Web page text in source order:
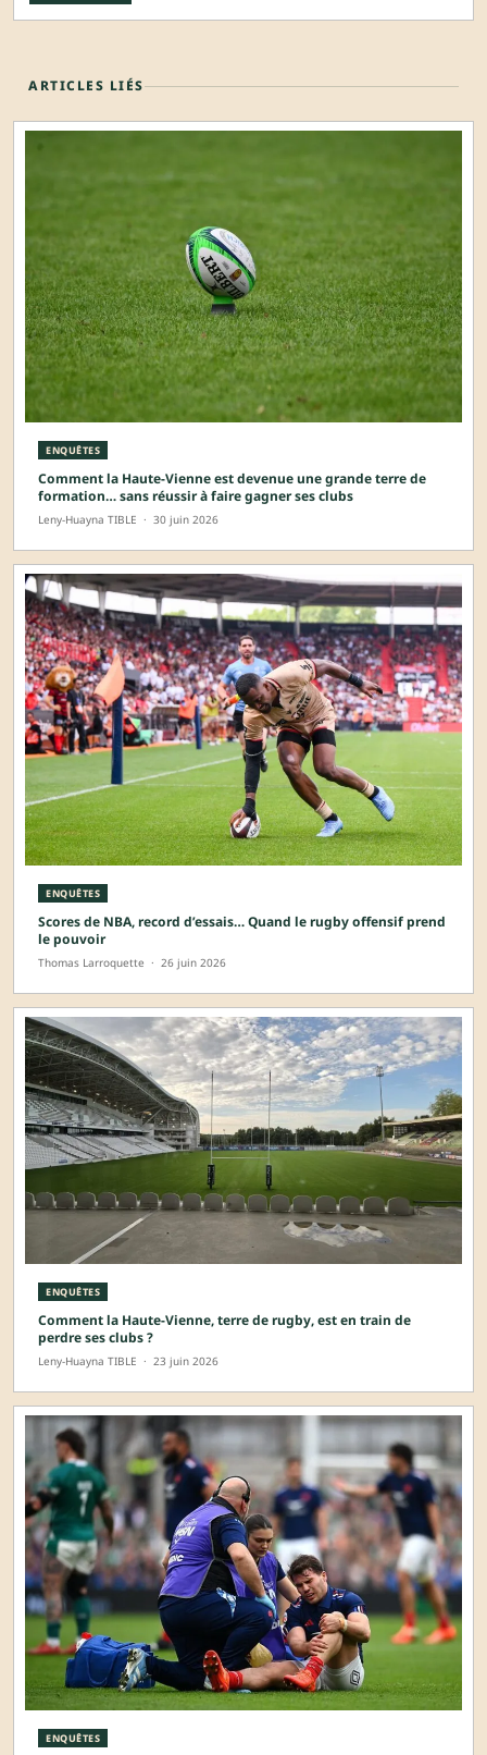
ARTICLES LIÉS
ENQUÊTES
Comment la Haute-Vienne est devenue une grande terre de
formation… sans réussir à faire gagner ses clubs
Leny-Huayna TIBLE · 30 juin 2026
ENQUÊTES
Scores de NBA, record d’essais… Quand le rugby offensif prend
le pouvoir
Thomas Larroquette · 26 juin 2026
ENQUÊTES
Comment la Haute-Vienne, terre de rugby, est en train de
perdre ses clubs ?
Leny-Huayna TIBLE · 23 juin 2026
ENQUÊTES